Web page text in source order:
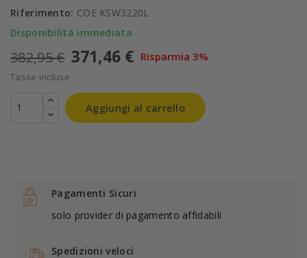
Riferimento: COE KSW3220L
Disponibilità immediata
382,95 € 371,46 € Risparmia 3%
Tasse incluse
Aggiungi al carrello
Pagamenti Sicuri
solo provider di pagamento affidabili
Spedizioni veloci